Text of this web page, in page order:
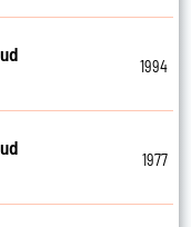
1994
1977